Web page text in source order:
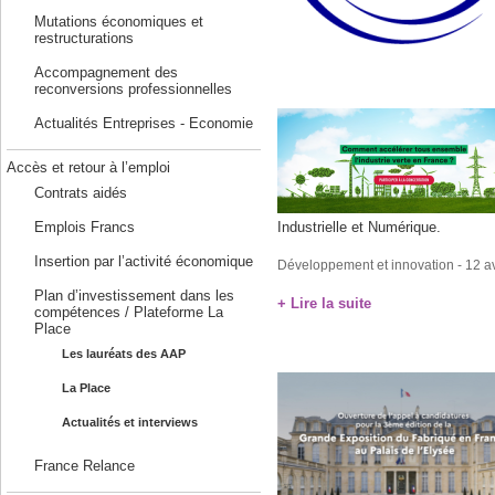
Mutations économiques et
restructurations
Accompagnement des
reconversions professionnelles
Actualités Entreprises - Economie
Accès et retour à l’emploi
Contrats aidés
Emplois Francs
Insertion par l’activité économique
Plan d’investissement dans les
compétences / Plateforme La
Place
Les lauréats des AAP
La Place
Actualités et interviews
France Relance
Industrielle et Numérique.
Développement et innovation - 12
+ Lire la suite